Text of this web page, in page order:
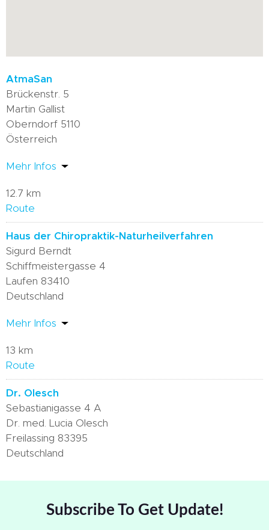
AtmaSan
Brückenstr. 5
Martin Gallist
Oberndorf 5110
Österreich
Mehr Infos
12.7 km
Route
Haus der Chiropraktik-Naturheilverfahren
Sigurd Berndt
Schiffmeistergasse 4
Laufen 83410
Deutschland
Mehr Infos
13 km
Route
Dr. Olesch
Sebastianigasse 4 A
Dr. med. Lucia Olesch
Freilassing 83395
Deutschland
Mehr Infos
Subscribe To Get Update!